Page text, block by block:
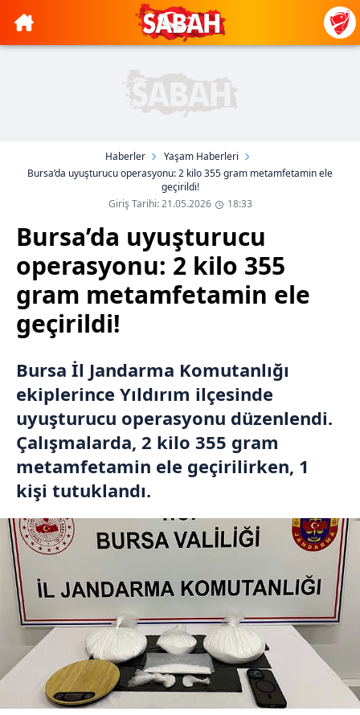
Haberler
Yaşam Haberleri
Bursa’da uyuşturucu operasyonu: 2 kilo 355 gram metamfetamin ele
geçirildi!
Giriş Tarihi: 21.05.2026
18:33
Bursa’da uyuşturucu
operasyonu: 2 kilo 355
gram metamfetamin ele
geçirildi!
Bursa İl Jandarma Komutanlığı
ekiplerince Yıldırım ilçesinde
uyuşturucu operasyonu düzenlendi.
Çalışmalarda, 2 kilo 355 gram
metamfetamin ele geçirilirken, 1
kişi tutuklandı.